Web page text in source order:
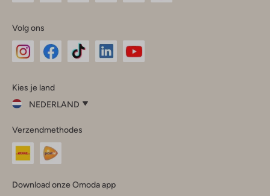
Volg ons
InstagramFacebook
Kies je land
NEDERLAND
je
land
Nederland
Verzendmethodes
Download onze Omoda app